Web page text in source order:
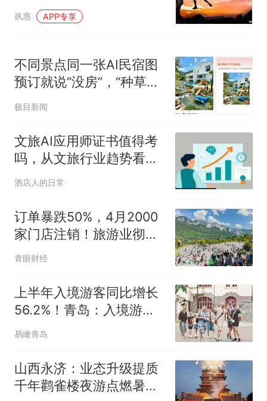
经到了悬崖边
执惠 APP专享
不同景点同一张AI民宿图
预订就说“没房”，“种草笔
记”谁来管？
极目新闻
文旅AI应用师证书值得考
吗，从文旅行业趋势看价
值
酒店人的日常
订单暴跌50%，4月2000
家门店注销！旅游业彻底
变天了？
青眼财经
上半年入境游客同比增长
56.2%！青岛：入境游大
流量持续转为消费新增量
易瞰青岛
山西永济：业态升级提质
千年鹳雀楼夜游点燃暑期